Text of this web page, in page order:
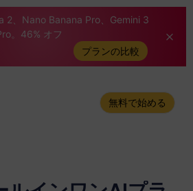
2、Nano Banana Pro、Gemini 3
。46% オフ
プランの比較
無料で始める